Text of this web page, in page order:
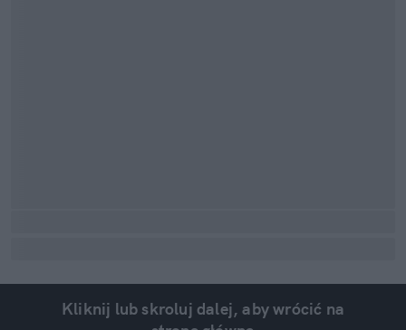
Kliknij lub skroluj dalej, aby wrócić na